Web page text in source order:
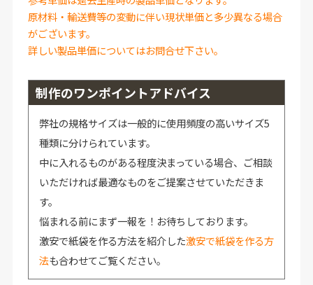
原材料・輸送費等の変動に伴い現状単価と多少異なる場合
がございます。
詳しい製品単価についてはお問合せ下さい。
制作のワンポイントアドバイス
弊社の規格サイズは一般的に使用頻度の高いサイズ5
種類に分けられています。
中に入れるものがある程度決まっている場合、ご相談
いただければ最適なものをご提案させていただきま
す。
悩まれる前にまず一報を！お待ちしております。
激安で紙袋を作る方法を紹介した激安で紙袋を作る方
法も合わせてご覧ください。